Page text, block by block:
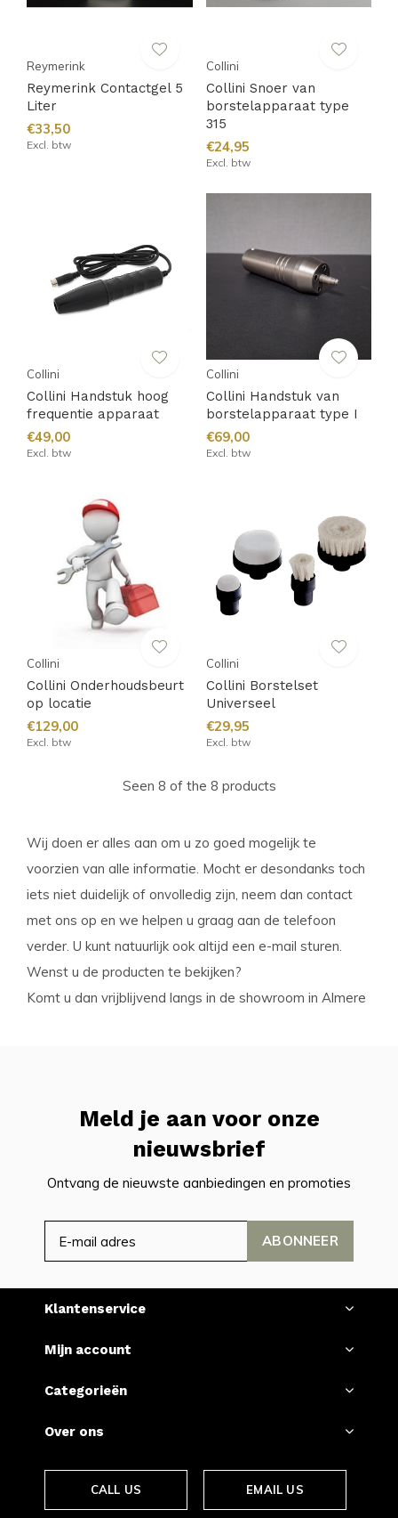
Reymerink
Reymerink Contactgel 5
Liter
€33,50
Excl. btw
Collini
Collini Snoer van
borstelapparaat type
315
€24,95
Excl. btw
Collini
Collini Handstuk hoog
frequentie apparaat
€49,00
Excl. btw
Collini
Collini Handstuk van
borstelapparaat type I
€69,00
Excl. btw
Collini
Collini Onderhoudsbeurt
op locatie
€129,00
Excl. btw
Collini
Collini Borstelset
Universeel
€29,95
Excl. btw
Seen 8 of the 8 products
Wij doen er alles aan om u zo goed mogelijk te
voorzien van alle informatie. Mocht er desondanks toch
iets niet duidelijk of onvolledig zijn, neem dan contact
met ons op en we helpen u graag aan de telefoon
verder. U kunt natuurlijk ook altijd een e-mail sturen.
Wenst u de producten te bekijken?
Komt u dan vrijblijvend langs in de showroom in Almere
Meld je aan voor onze
nieuwsbrief
Ontvang de nieuwste aanbiedingen en promoties
ABONNEER
Klantenservice
Mijn account
Categorieën
Over ons
CALL US EMAIL US